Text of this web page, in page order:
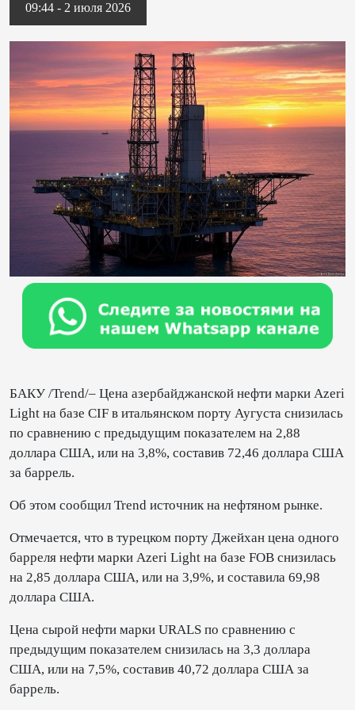
09:44 - 2 июля 2026
БАКУ /Trend/– Цена азербайджанской нефти марки Azeri
Light на базе CIF в итальянском порту Аугуста снизилась
по сравнению с предыдущим показателем на 2,88
доллара США, или на 3,8%, составив 72,46 доллара США
за баррель.
Об этом сообщил Trend источник на нефтяном рынке.
Отмечается, что в турецком порту Джейхан цена одного
барреля нефти марки Azeri Light на базе FOB снизилась
на 2,85 доллара США, или на 3,9%, и составила 69,98
доллара США.
Цена сырой нефти марки URALS по сравнению с
предыдущим показателем снизилась на 3,3 доллара
США, или на 7,5%, составив 40,72 доллара США за
баррель.